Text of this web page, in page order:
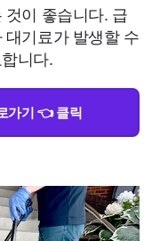
이 좋습니다. 급
기료가 발생할 수
니다.
가기 👈 클릭